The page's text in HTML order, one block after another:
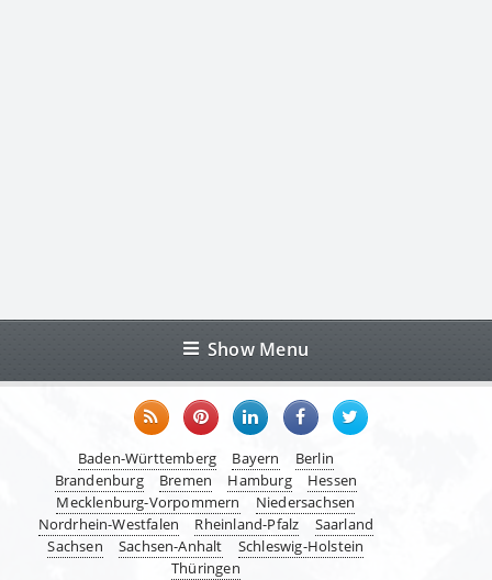
Show Menu
Baden-Württemberg Bayern
Berlin
Brandenburg
Bremen Hamburg
Hessen
Mecklenburg-Vorpommern
Niedersachsen
Nordrhein-Westfalen
Rheinland-Pfalz
Saarland
Sachsen
Sachsen-Anhalt
Schleswig-Holstein
Thüringen